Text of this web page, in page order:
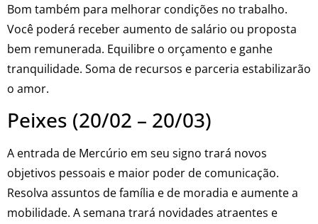
Bom também para melhorar condições no trabalho.
Você poderá receber aumento de salário ou proposta
bem remunerada. Equilibre o orçamento e ganhe
tranquilidade. Soma de recursos e parceria estabilizarão
o amor.
Peixes (20/02 – 20/03)
A entrada de Mercúrio em seu signo trará novos
objetivos pessoais e maior poder de comunicação.
Resolva assuntos de família e de moradia e aumente a
mobilidade. A semana trará novidades atraentes e